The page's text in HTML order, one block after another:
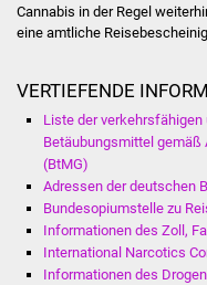
Cannabis in der Regel
eine amtliche
VERTIEFENDE
Liste der
Betäubungsmittel
(BtMG)
Adressen der deutschen
Bundesopiumstelle zu
Informationen des Zoll,
International Narcotics
Informationen des